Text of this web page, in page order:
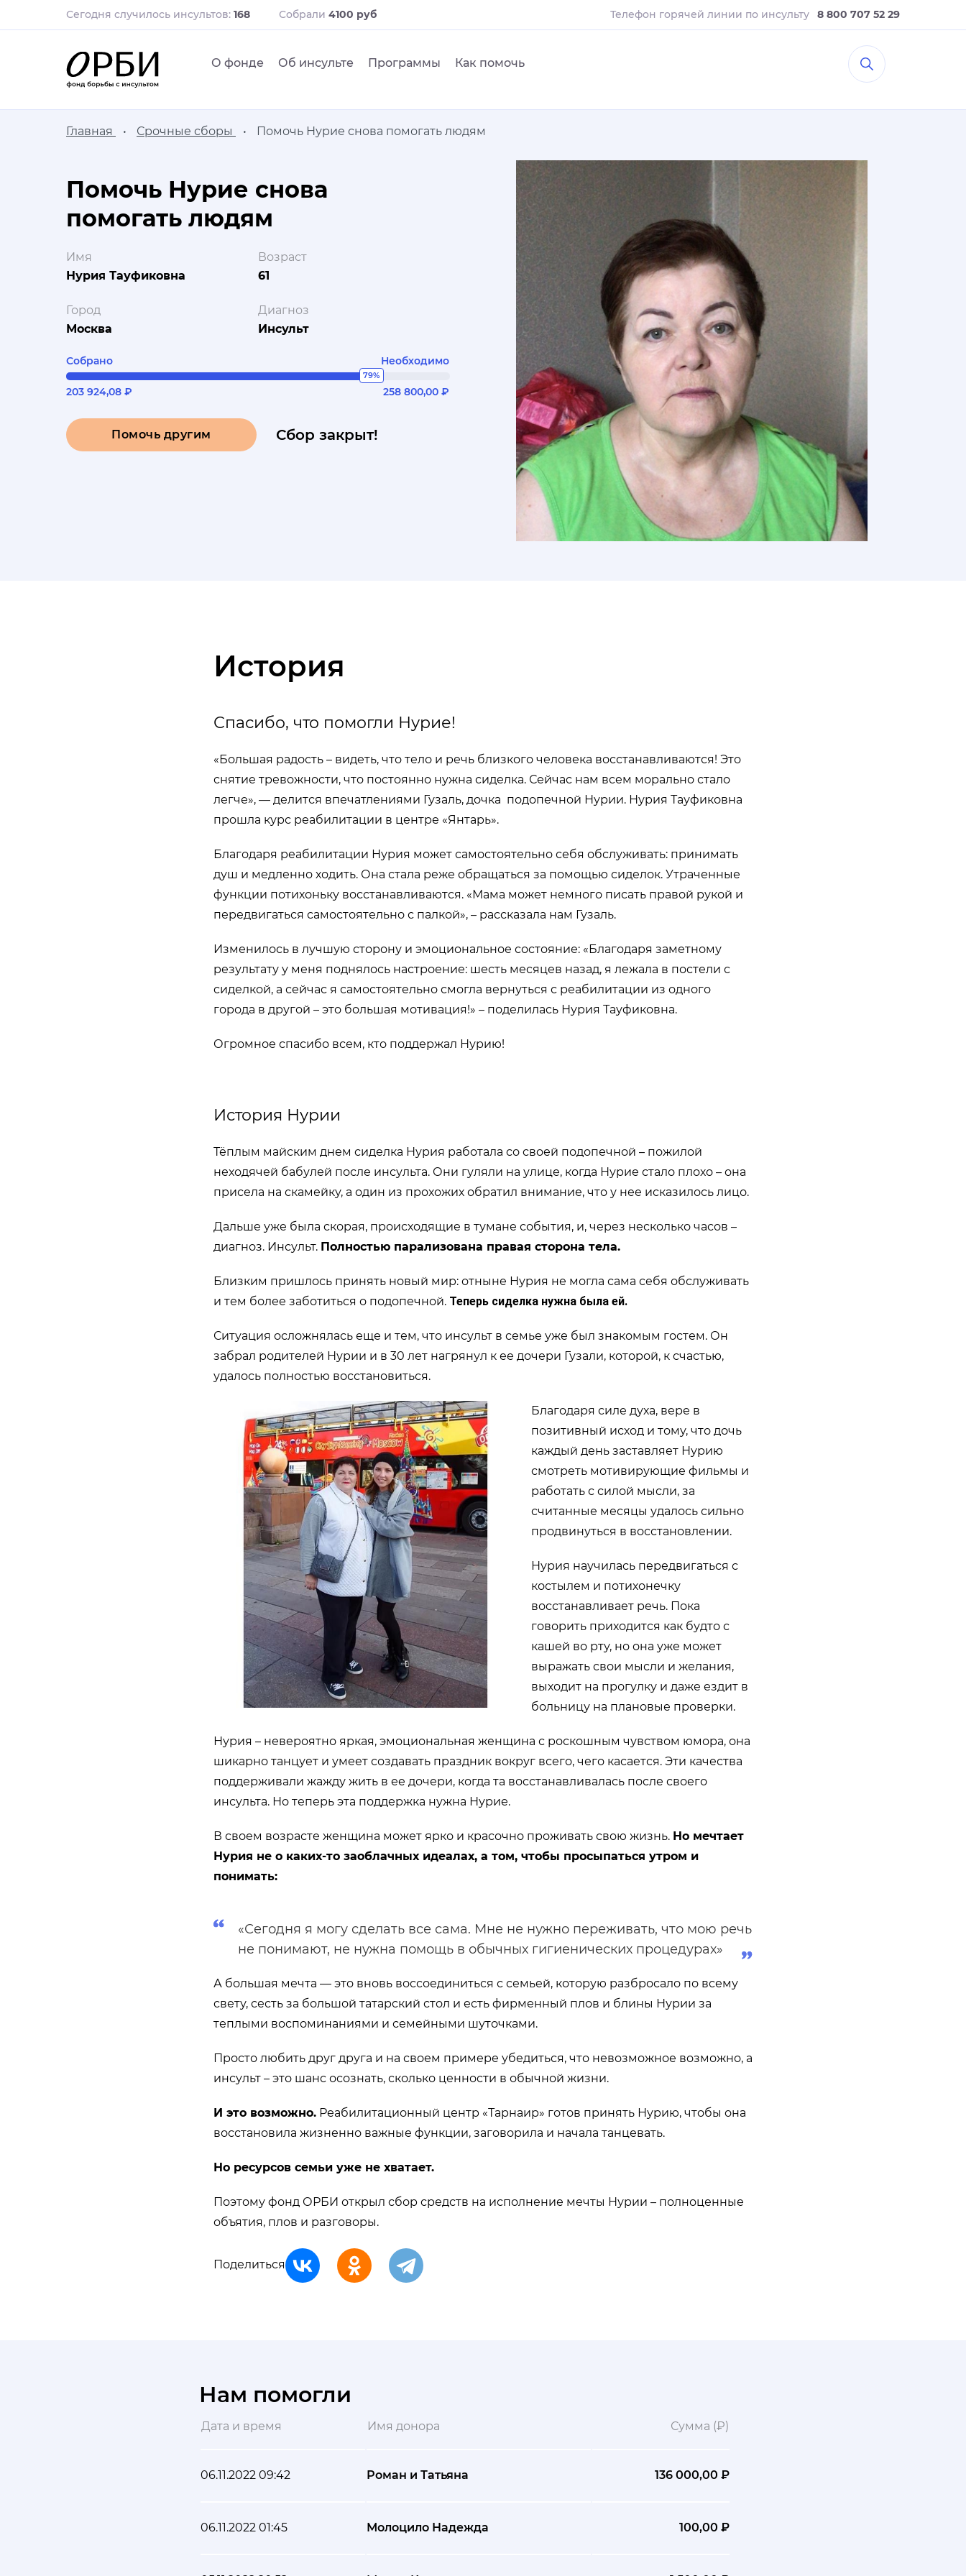
Сегодня случилось инсультов: 168 Собрали 4100 руб Телефон горячей линии по инсульту 8 800 707 52 29
О фонде Об инсульте Программы Как помочь
Главная Срочные сборы Помочь Нурие снова помогать людям
Помочь Нурие снова
помогать людям
Имя
Нурия Тауфиковна
Возраст
61
Город
Москва
Диагноз
Инсульт
Собрано Необходимо
79%
203 924,08 ₽ 258 800,00 ₽
Помочь другим Сбор закрыт!
История
Спасибо, что помогли Нурие!
«Большая радость – видеть, что тело и речь близкого человека восстанавливаются! Это
снятие тревожности, что постоянно нужна сиделка. Сейчас нам всем морально стало
легче», — делится впечатлениями Гузаль, дочка подопечной Нурии. Нурия Тауфиковна
прошла курс реабилитации в центре «Янтарь».
Благодаря реабилитации Нурия может самостоятельно себя обслуживать: принимать
душ и медленно ходить. Она стала реже обращаться за помощью сиделок. Утраченные
функции потихоньку восстанавливаются. «Мама может немного писать правой рукой и
передвигаться самостоятельно с палкой», – рассказала нам Гузаль.
Изменилось в лучшую сторону и эмоциональное состояние: «Благодаря заметному
результату у меня поднялось настроение: шесть месяцев назад, я лежала в постели с
сиделкой, а сейчас я самостоятельно смогла вернуться с реабилитации из одного
города в другой – это большая мотивация!» – поделилась Нурия Тауфиковна.
Огромное спасибо всем, кто поддержал Нурию!
История Нурии
Тёплым майским днем сиделка Нурия работала со своей подопечной – пожилой
неходячей бабулей после инсульта. Они гуляли на улице, когда Нурие стало плохо – она
присела на скамейку, а один из прохожих обратил внимание, что у нее исказилось лицо.
Дальше уже была скорая, происходящие в тумане события, и, через несколько часов –
диагноз. Инсульт. Полностью парализована правая сторона тела.
Близким пришлось принять новый мир: отныне Нурия не могла сама себя обслуживать
и тем более заботиться о подопечной. Теперь сиделка нужна была ей.
Ситуация осложнялась еще и тем, что инсульт в семье уже был знакомым гостем. Он
забрал родителей Нурии и в 30 лет нагрянул к ее дочери Гузали, которой, к счастью,
удалось полностью восстановиться.
Благодаря силе духа, вере в
позитивный исход и тому, что дочь
каждый день заставляет Нурию
смотреть мотивирующие фильмы и
работать с силой мысли, за
считанные месяцы удалось сильно
продвинуться в восстановлении.
Нурия научилась передвигаться с
костылем и потихонечку
восстанавливает речь. Пока
говорить приходится как будто с
кашей во рту, но она уже может
выражать свои мысли и желания,
выходит на прогулку и даже ездит в
больницу на плановые проверки.
Нурия – невероятно яркая, эмоциональная женщина с роскошным чувством юмора, она
шикарно танцует и умеет создавать праздник вокруг всего, чего касается. Эти качества
поддерживали жажду жить в ее дочери, когда та восстанавливалась после своего
инсульта. Но теперь эта поддержка нужна Нурие.
В своем возрасте женщина может ярко и красочно проживать свою жизнь. Но мечтает
Нурия не о каких-то заоблачных идеалах, а том, чтобы просыпаться утром и
понимать:
«Сегодня я могу сделать все сама. Мне не нужно переживать, что мою речь
не понимают, не нужна помощь в обычных гигиенических процедурах»
А большая мечта — это вновь воссоединиться с семьей, которую разбросало по всему
свету, сесть за большой татарский стол и есть фирменный плов и блины Нурии за
теплыми воспоминаниями и семейными шуточками.
Просто любить друг друга и на своем примере убедиться, что невозможное возможно, а
инсульт – это шанс осознать, сколько ценности в обычной жизни.
И это возможно. Реабилитационный центр «Тарнаир» готов принять Нурию, чтобы она
восстановила жизненно важные функции, заговорила и начала танцевать.
Но ресурсов семьи уже не хватает.
Поэтому фонд ОРБИ открыл сбор средств на исполнение мечты Нурии – полноценные
объятия, плов и разговоры.
Поделиться
Нам помогли
Дата и время Имя донора Сумма (₽)
06.11.2022 09:42 Роман и Татьяна 136 000,00 ₽
06.11.2022 01:45 Молоцило Надежда 100,00 ₽